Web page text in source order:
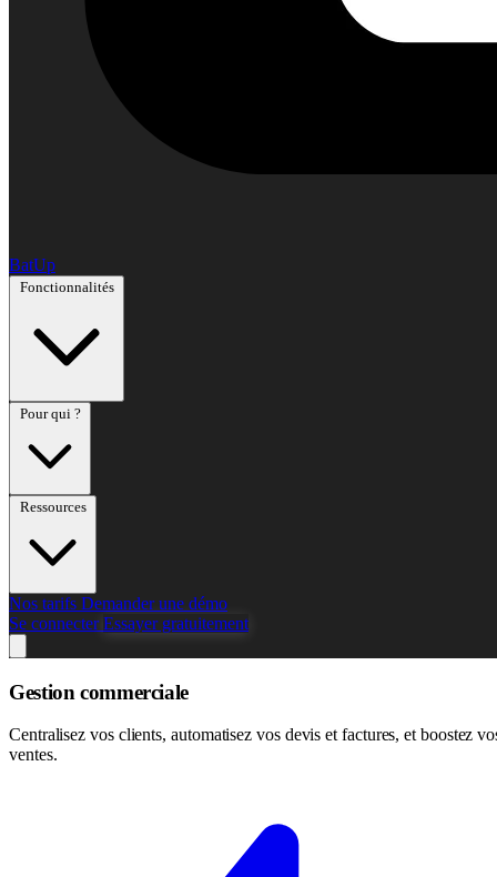
BatUp
Fonctionnalités
Pour qui ?
Ressources
Nos tarifs Demander une démo
Se connecterEssayer gratuitement
Gestion commerciale
Centralisez vos clients, automatisez vos devis et factures, et boostez
ventes.